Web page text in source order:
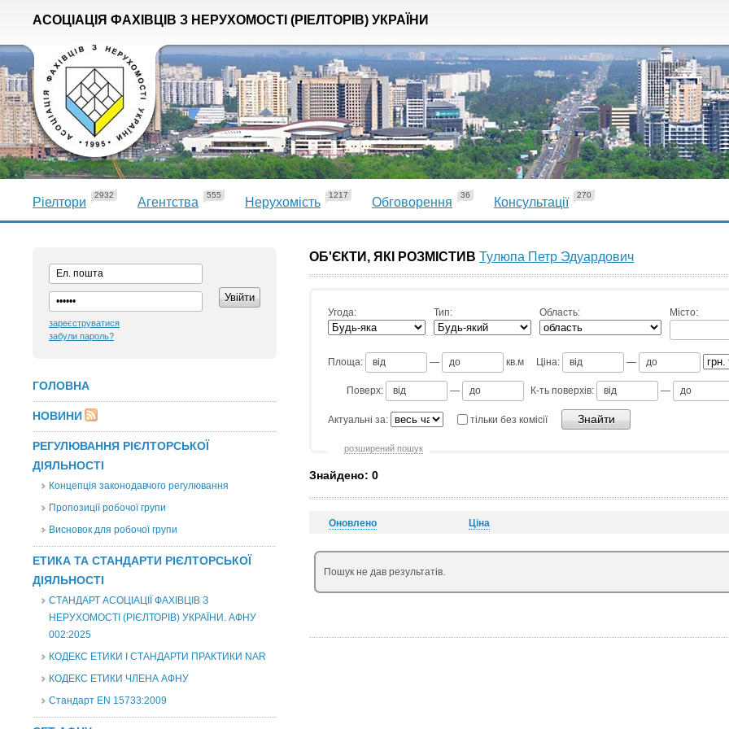
АСОЦІАЦІЯ ФАХІВЦІВ З НЕРУХОМОСТІ (РІЕЛТОРІВ) УКРАЇНИ
Ріелтори
2932
Агентства
555
Нерухомість
1217
Обговорення
36
Консультації
270
зареєструватися
забули пароль?
ГОЛОВНА
НОВИНИ
РЕГУЛЮВАННЯ РІЄЛТОРСЬКОЇ
ДІЯЛЬНОСТІ
Концепція законодавчого регулювання
Пропозиції робочої групи
Висновок для робочої групи
ЕТИКА ТА СТАНДАРТИ РІЄЛТОРСЬКОЇ
ДІЯЛЬНОСТІ
СТАНДАРТ АСОЦІАЦІЇ ФАХІВЦІВ З
НЕРУХОМОСТІ (РІЄЛТОРІВ) УКРАЇНИ. АФНУ
002:2025
КОДЕКС ЕТИКИ І СТАНДАРТИ ПРАКТИКИ NAR
КОДЕКС ЕТИКИ ЧЛЕНА АФНУ
Стандарт EN 15733:2009
ОБ'ЄКТИ, ЯКІ РОЗМІСТИВ Тулюпа Петр Эдуардович
Угода: Тип: Область: Місто:
Площа: — кв.м Ціна: —
Поверх: — К-ть поверхів: —
Актуальні за: тільки без комісії
розширений пошук
Знайдено: 0
Оновлено Ціна
Пошук не дав результатів.